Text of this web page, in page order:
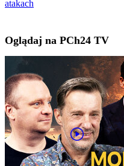
atakach
Oglądaj na PCh24 TV